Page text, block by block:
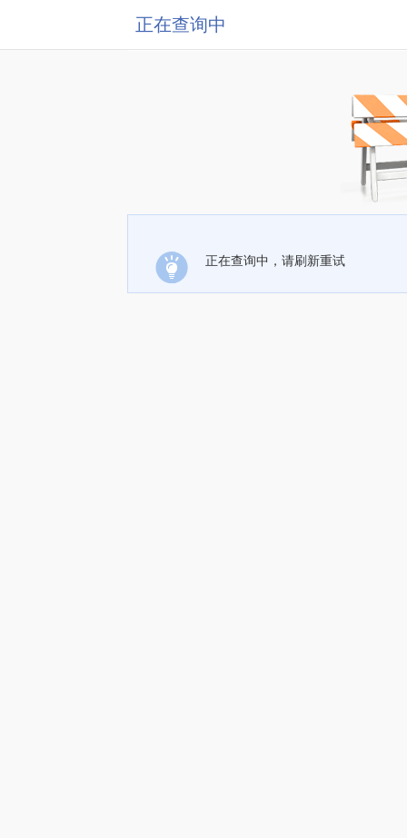
正在查询中
正在查询中，请刷新重试